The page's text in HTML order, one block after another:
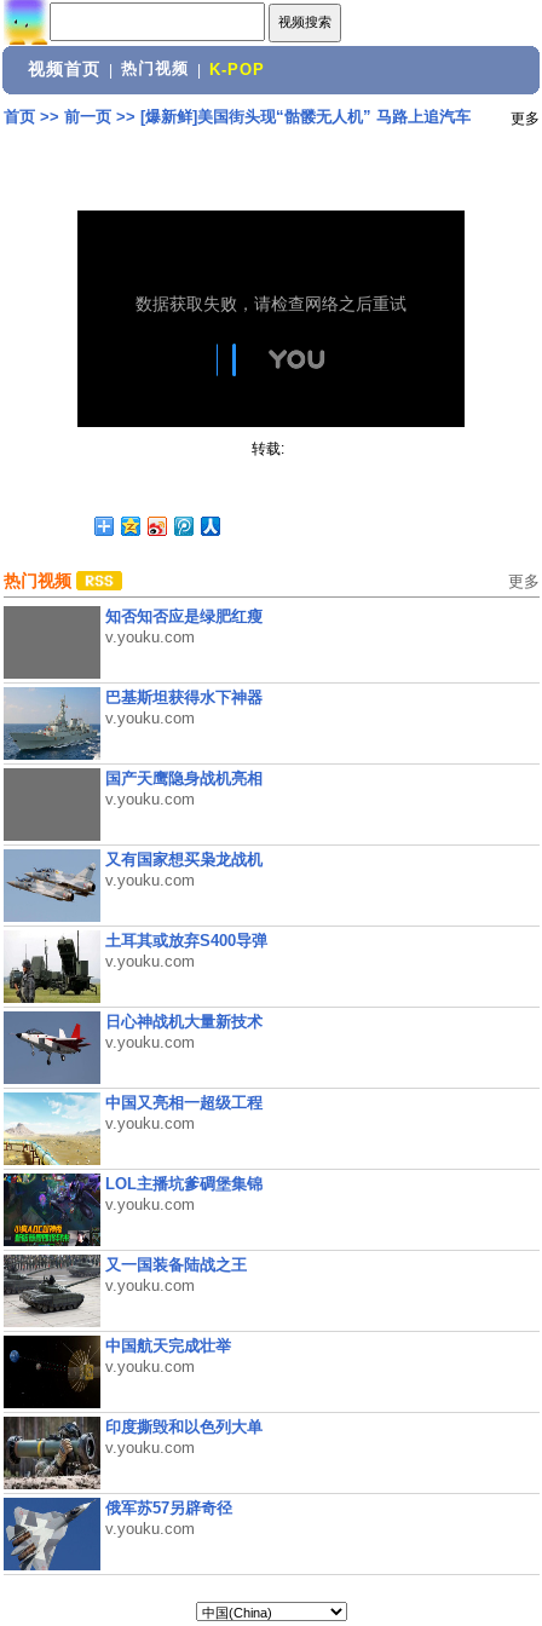
视频首页 热门视频 K-POP
首页>> 前一页>> [爆新鲜]美国街头现“骷髅无人机” 马路上追汽车 更多
转载:
热门视频 更多
知否知否应是绿肥红瘦
v.youku.com
巴基斯坦获得水下神器
v.youku.com
国产天鹰隐身战机亮相
v.youku.com
又有国家想买枭龙战机
v.youku.com
土耳其或放弃S400导弹
v.youku.com
日心神战机大量新技术
v.youku.com
中国又亮相一超级工程
v.youku.com
LOL主播坑爹碉堡集锦
v.youku.com
又一国装备陆战之王
v.youku.com
中国航天完成壮举
v.youku.com
印度撕毁和以色列大单
v.youku.com
俄军苏57另辟奇径
v.youku.com